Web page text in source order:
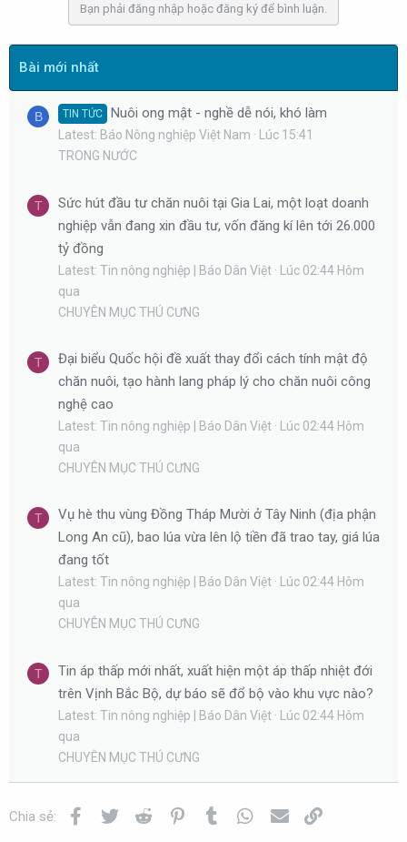
y
Bạn phải đăng nhập hoặc đăng ký để bình luận.
Bài mới nhất
B TIN TỨC Nuôi ong mật - nghề dễ nói, khó làm
Latest: Báo Nông nghiệp Việt Nam
Lúc 15:41
TRONG NƯỚC
T
Sức hút đầu tư chăn nuôi tại Gia Lai, một loạt doanh
nghiệp vẫn đang xin đầu tư, vốn đăng kí lên tới 26.000
tỷ đồng
Latest: Tin nông nghiệp | Báo Dân Việt
Lúc 02:44 Hôm
qua
CHUYÊN MỤC THÚ CƯNG
T
Đại biểu Quốc hội đề xuất thay đổi cách tính mật độ
chăn nuôi, tạo hành lang pháp lý cho chăn nuôi công
nghệ cao
Latest: Tin nông nghiệp | Báo Dân Việt
Lúc 02:44 Hôm
qua
CHUYÊN MỤC THÚ CƯNG
T
Vụ hè thu vùng Đồng Tháp Mười ở Tây Ninh (địa phận
Long An cũ), bao lúa vừa lên lộ tiền đã trao tay, giá lúa
đang tốt
Latest: Tin nông nghiệp | Báo Dân Việt
Lúc 02:44 Hôm
qua
CHUYÊN MỤC THÚ CƯNG
T
Tin áp thấp mới nhất, xuất hiện một áp thấp nhiệt đới
trên Vịnh Bắc Bộ, dự báo sẽ đổ bộ vào khu vực nào?
Latest: Tin nông nghiệp | Báo Dân Việt
Lúc 02:44 Hôm
qua
CHUYÊN MỤC THÚ CƯNG
Chia sẻ: Facebook
Twitter Reddit PinterestTumblr WhatsApp
Email